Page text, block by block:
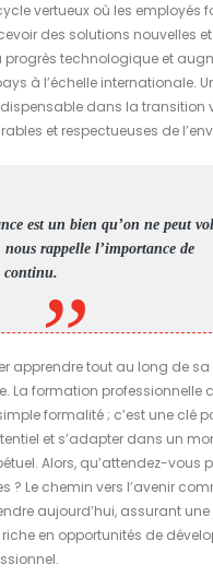
vertueux où les employés
des solutions nouvelles
progrès technologique et
à l’échelle internationale.
dans la transition
et respectueuses de
est un bien qu’on ne peut
rappelle l’importance de
continu.
apprendre tout au long de sa
La formation professionnelle
formalité ; c’est une clé
et s’adapter dans un
Alors, qu’attendez-vous
? Le chemin vers l’avenir
aujourd’hui, assurant
en opportunités de